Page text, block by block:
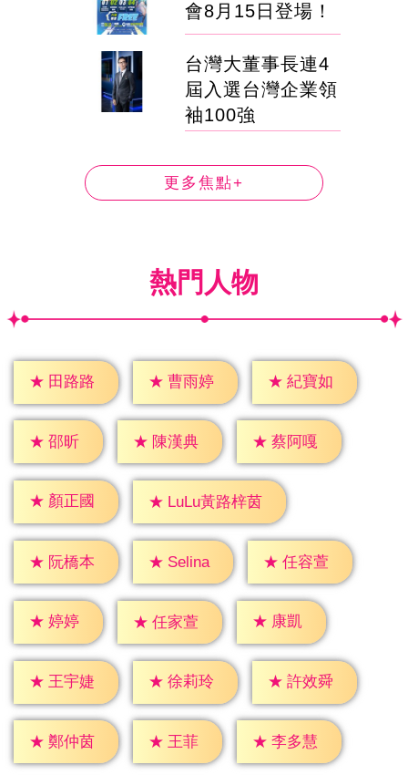
會8月15日登場！
台灣大董事長連4
屆入選台灣企業領
袖100強
更多焦點+
熱門人物
★ 田路路 ★ 曹雨婷 ★ 紀寶如
★ 邵昕 ★ 陳漢典 ★ 蔡阿嘎
★ 顏正國 ★ LuLu黃路梓茵
★ 阮橋本 ★ Selina ★ 任容萱
★ 婷婷 ★ 任家萱 ★ 康凱
★ 王宇婕 ★ 徐莉玲 ★ 許效舜
★ 鄭仲茵 ★ 王菲 ★ 李多慧